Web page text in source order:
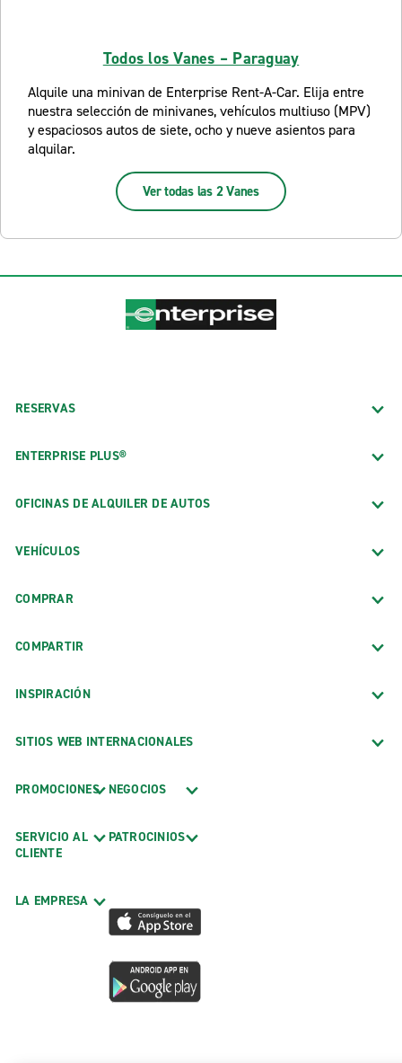
Todos los Vanes – Paraguay
Alquile una minivan de Enterprise Rent-A-Car. Elija entre
nuestra selección de minivanes, vehículos multiuso (MPV)
y espaciosos autos de siete, ocho y nueve asientos para
alquilar.
Ver todas las 2 Vanes
RESERVAS
ENTERPRISE PLUS®
OFICINAS DE ALQUILER DE AUTOS
VEHÍCULOS
COMPRAR
COMPARTIR
INSPIRACIÓN
SITIOS WEB INTERNACIONALES
PROMOCIONES
SERVICIO AL
CLIENTE
LA EMPRESA
NEGOCIOS
PATROCINIOS